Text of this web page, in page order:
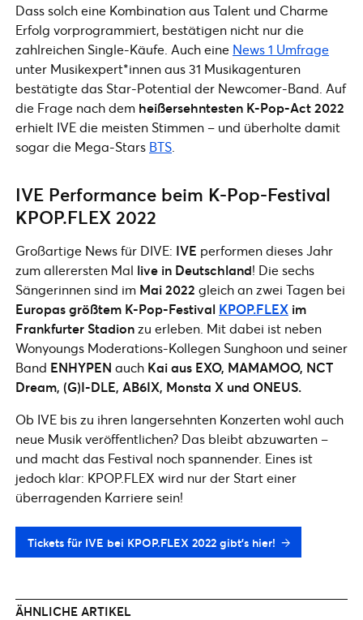
Dass solch eine Kombination aus Talent und Charme
Erfolg vorprogrammiert, bestätigen nicht nur die
zahlreichen Single-Käufe. Auch eine News 1 Umfrage
unter Musikexpert*innen aus 31 Musikagenturen
bestätigte das Star-Potential der Newcomer-Band. Auf
die Frage nach dem heißersehntesten K-Pop-Act 2022
erhielt IVE die meisten Stimmen – und überholte damit
sogar die Mega-Stars BTS
IVE Performance beim K-Pop-Festival
KPOP.FLEX 2022
Großartige News für DIVE: IVE performen dieses Jahr
zum allerersten Mal live in Deutschland! Die sechs
Sängerinnen sind im Mai 2022 gleich an zwei Tagen bei
Europas größtem K-Pop-Festival KPOP.FLEX im
Frankfurter Stadionzu erleben. Mit dabei ist neben
Wonyoungs Moderations-Kollegen Sunghoon und seiner
Band ENHYPEN auch Kai aus EXO, MAMAMOO, NCT
Dream, (G)I-DLE, AB6IX, Monsta X und ONEUS.
Ob IVE bis zu ihren langersehnten Konzerten wohl auch
neue Musik veröffentlichen? Das bleibt abzuwarten –
und macht das Festival noch spannender. Eines ist
jedoch klar: KPOP.FLEX wird nur der Start einer
überragenden Karriere sein!
Tickets für IVE bei KPOP.FLEX 2022 gibt’s hier!
ÄHNLICHE ARTIKEL